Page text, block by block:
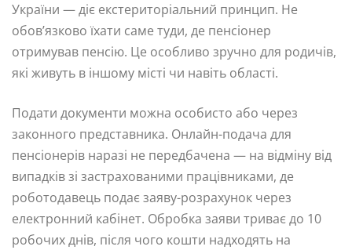
України — діє екстериторіальний принцип. Не
обов’язково їхати саме туди, де пенсіонер
отримував пенсію. Це особливо зручно для родичів,
які живуть в іншому місті чи навіть області.
Подати документи можна особисто або через
законного представника. Онлайн-подача для
пенсіонерів наразі не передбачена — на відміну від
випадків зі застрахованими працівниками, де
роботодавець подає заяву-розрахунок через
електронний кабінет. Обробка заяви триває до 10
робочих днів, після чого кошти надходять на